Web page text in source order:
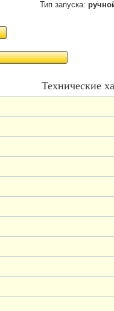
Тип запуска:
Технические